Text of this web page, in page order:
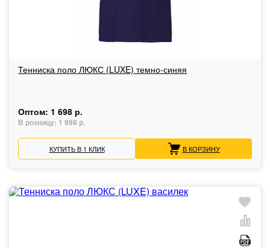
Тенниска поло ЛЮКС (LUXE) темно-синяя
Оптом: 1 698 р.
В розницу: 1 998 р.
КУПИТЬ В 1 КЛИК В КОРЗИНУ